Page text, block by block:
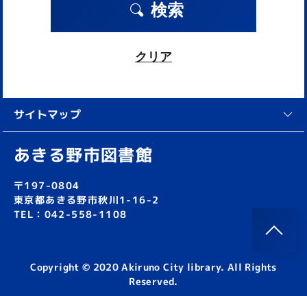
検索
クリア
サイトマップ
あきる野市図書館
〒197-0804
東京都あきる野市秋川1-16-2
TEL：042-558-1108
Copyright © 2020 Akiruno City library. All Rights
Reserved.